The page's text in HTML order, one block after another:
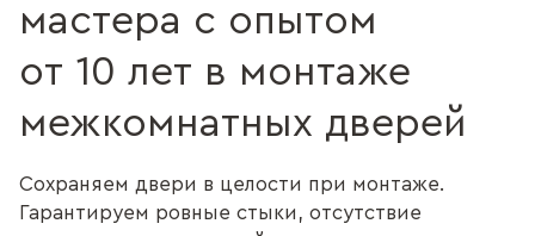
мастера с опытом
от 10 лет в монтаже
межкомнатных дверей
Сохраняем двери в целости при монтаже.
Гарантируем ровные стыки, отсутствие